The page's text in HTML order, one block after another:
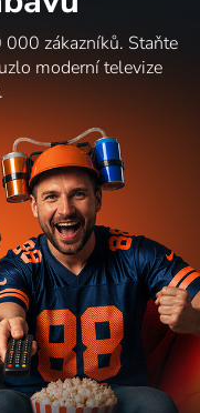
zákazníků. Staňte
moderní televize